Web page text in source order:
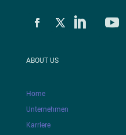
ABOUT US
Home
Unternehmen
Karriere